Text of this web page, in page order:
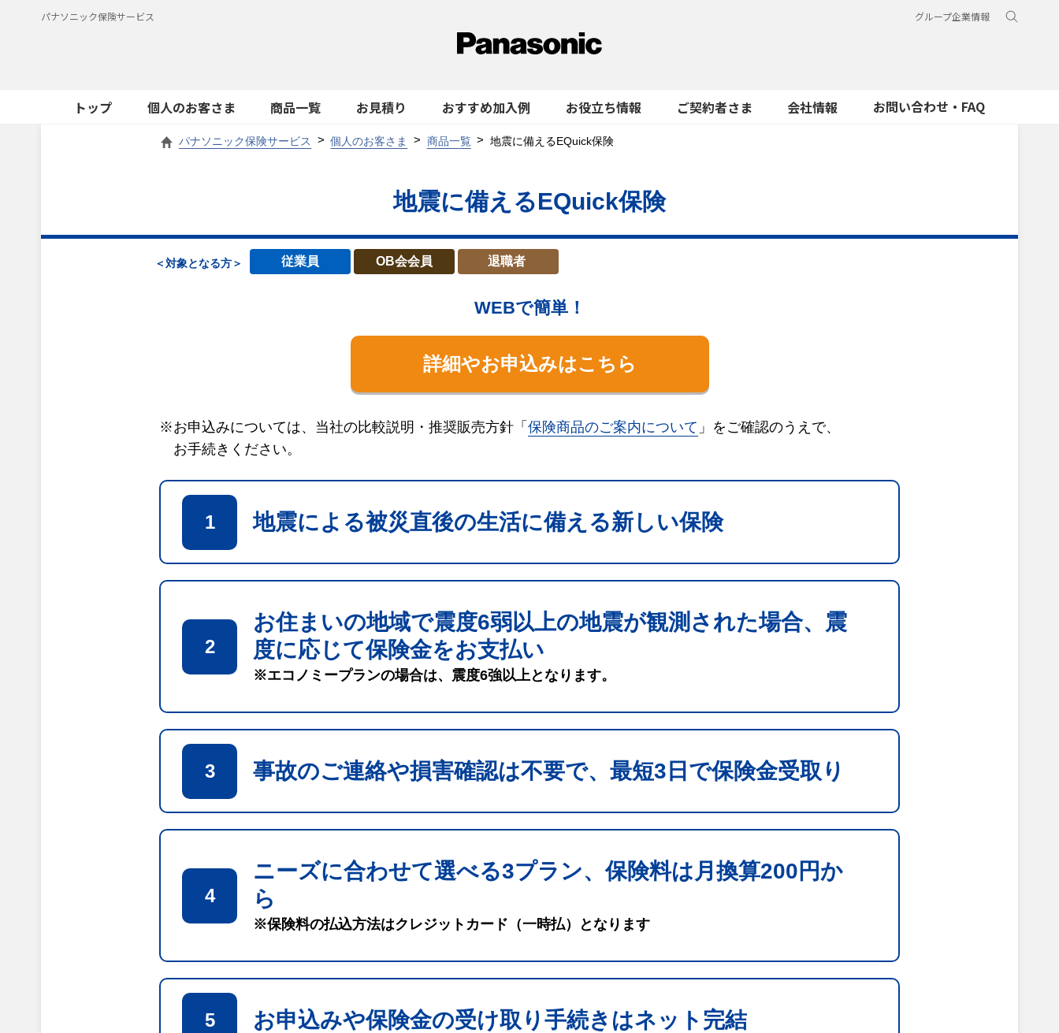
パナソニック保険サービス グループ企業情報
トップ 個人のお客さま 商品一覧 お見積り おすすめ加入例 お役立ち情報 ご契約者さま 会社情報 お問い合わせ・FAQ
パナソニック保険サービス 個人のお客さま 商品一覧 地震に備えるEQuick保険
地震に備えるEQuick保険
＜対象となる方＞ 従業員 OB会会員 退職者
WEBで簡単！
詳細やお申込みはこちら
※お申込みについては、当社の比較説明・推奨販売方針「 保険商品のご案内について 」をご確認のうえで、
お手続きください。
1 地震による被災直後の生活に備える新しい保険
2
お住まいの地域で震度6弱以上の地震が観測された場合、震
度に応じて保険金をお支払い
※エコノミープランの場合は、震度6強以上となります。
3 事故のご連絡や損害確認は不要で、最短3日で保険金受取り
4
ニーズに合わせて選べる3プラン、保険料は月換算200円か
ら
※保険料の払込方法はクレジットカード（一時払）となります
5 お申込みや保険金の受け取り手続きはネット完結